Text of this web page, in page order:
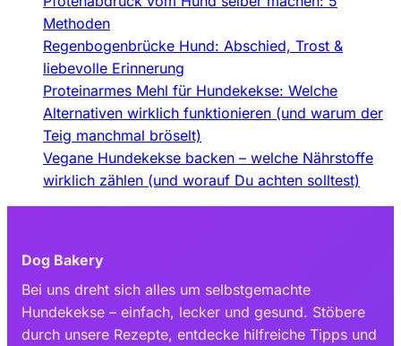
Methoden
Regenbogenbrücke Hund: Abschied, Trost &
liebevolle Erinnerung
Proteinarmes Mehl für Hundekekse: Welche
Alternativen wirklich funktionieren (und warum der
Teig manchmal bröselt)
Vegane Hundekekse backen – welche Nährstoffe
wirklich zählen (und worauf Du achten solltest)
Dog Bakery
Bei uns dreht sich alles um selbstgemachte
Hundekekse – einfach, lecker und gesund. Stöbere
durch unsere Rezepte, entdecke hilfreiche Tipps und